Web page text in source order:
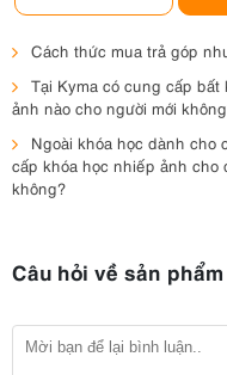
Cách thức mua trả góp
Tại Kyma có cung cấp
ảnh nào cho người mới
Ngoài khóa học dành cho
cấp khóa học nhiếp ảnh cho
không?
Câu hỏi về sản phẩm